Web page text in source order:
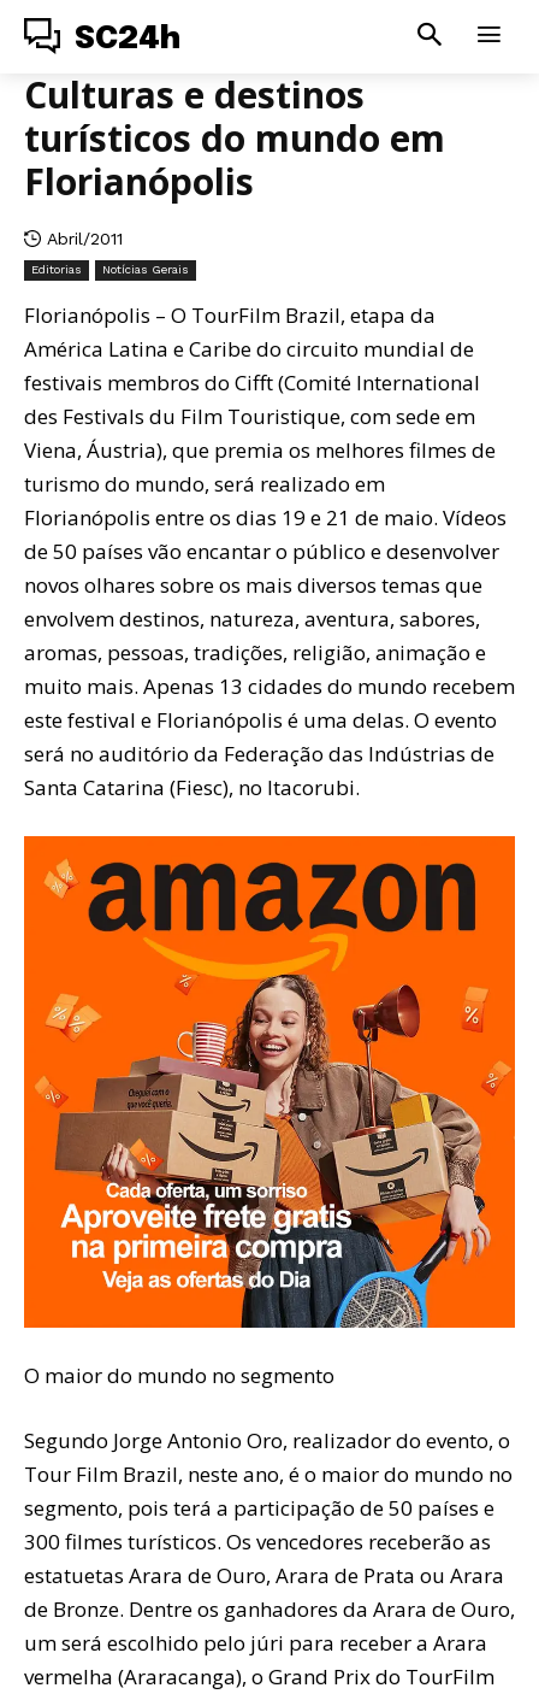
SC24h
Culturas e destinos
turísticos do mundo em
Florianópolis
Abril/2011
Editorias Notícias Gerais
Florianópolis – O TourFilm Brazil, etapa da
América Latina e Caribe do circuito mundial de
festivais membros do Cifft (Comité International
des Festivals du Film Touristique, com sede em
Viena, Áustria), que premia os melhores filmes de
turismo do mundo, será realizado em
Florianópolis entre os dias 19 e 21 de maio. Vídeos
de 50 países vão encantar o público e desenvolver
novos olhares sobre os mais diversos temas que
envolvem destinos, natureza, aventura, sabores,
aromas, pessoas, tradições, religião, animação e
muito mais. Apenas 13 cidades do mundo recebem
este festival e Florianópolis é uma delas. O evento
será no auditório da Federação das Indústrias de
Santa Catarina (Fiesc), no Itacorubi.
O maior do mundo no segmento
Segundo Jorge Antonio Oro, realizador do evento, o
Tour Film Brazil, neste ano, é o maior do mundo no
segmento, pois terá a participação de 50 países e
300 filmes turísticos. Os vencedores receberão as
estatuetas Arara de Ouro, Arara de Prata ou Arara
de Bronze. Dentre os ganhadores da Arara de Ouro,
um será escolhido pelo júri para receber a Arara
vermelha (Araracanga), o Grand Prix do TourFilm